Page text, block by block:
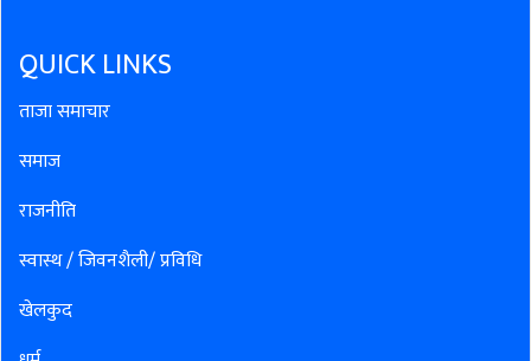
QUICK LINKS
ताजा समाचार
समाज
राजनीति
स्वास्थ / जिवनशैली/ प्रविधि
खेलकुद